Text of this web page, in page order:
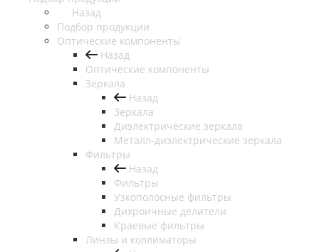
Назад
Подбор продукции
Оптические компоненты
Назад
Оптические компоненты
Зеркала
Назад
Зеркала
Диэлектрические зеркала
Металл-диэлектрические зеркала
Фильтры
Назад
Фильтры
Узкополосные фильтры
Дихроичные делители
Краевые фильтры
Линзы и коллиматоры